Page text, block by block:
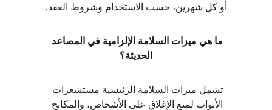
أو كل شهرين، حسب الاستخدام وشروط العقد.
ما هي ميزات السلامة الإلزامية في المصاعد
الحديثة؟
تشمل ميزات السلامة الرئيسية مستشعرات
الأبواب لمنع الإغلاق على الأشخاص، والمكابح